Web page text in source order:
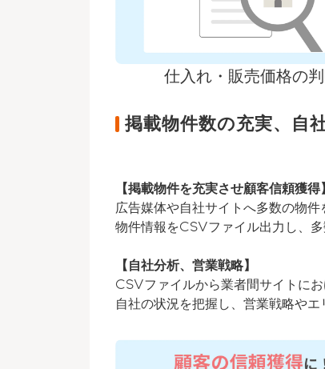
仕入れ・販売価格の
掲載物件数の充実、自
【掲載物件を充実させ顧客信頼獲得
広告媒体や自社サイトへ多数の物
物件情報をCSVファイル出力し、
【自社分析、営業戦略】
CSVファイルから業者間サイトに
自社の状況を把握し、営業戦略や